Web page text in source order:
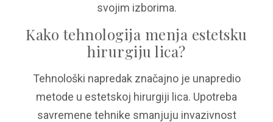
svojim izborima.
Kako tehnologija menja estetsku
hirurgiju lica?
Tehnološki napredak značajno je unapredio
metode u estetskoj hirurgiji lica. Upotreba
savremene tehnike smanjuju invazivnost